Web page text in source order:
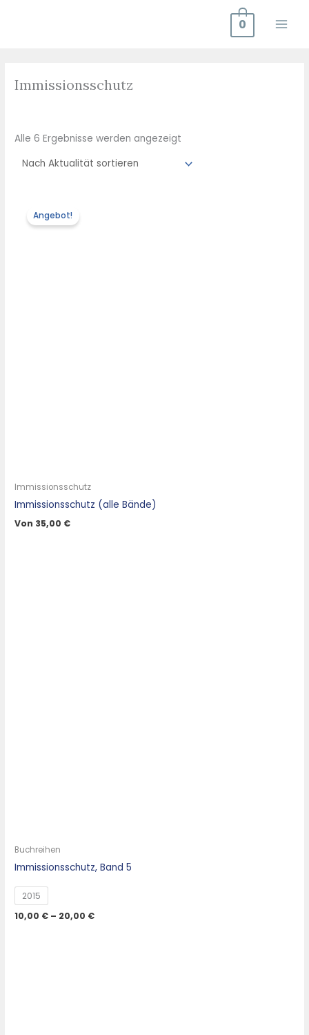
0
Immissionsschutz
Alle 6 Ergebnisse werden angezeigt
Angebot!
Immissionsschutz
Immissionsschutz (alle Bände)
Von 35,00 €
Buchreihen
Immissionsschutz, Band 5
2015
10,00 € – 20,00 €